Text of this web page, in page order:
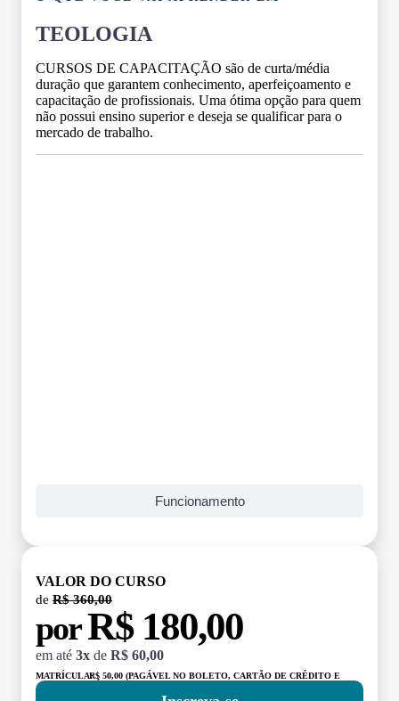
TEOLOGIA
CURSOS DE CAPACITAÇÃO são de curta/média
duração que garantem conhecimento, aperfeiçoamento e
capacitação de profissionais. Uma ótima opção para quem
não possui ensino superior e deseja se qualificar para o
mercado de trabalho.
Funcionamento
VALOR DO CURSO
de R$ 360,00
porR$ 180,00
em até 3x de R$ 60,00
MATRÍCULA:R$ 50,00 (PAGÁVEL NO BOLETO, CARTÃO DE CRÉDITO E